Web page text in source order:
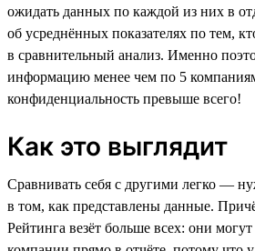
ожидать данных по каждой из них в
об усреднённых показателях по тем,
в сравнительный анализ. Именно
информацию менее чем по 5
конфиденциальность превыше всего!
Как это выглядит
Сравнивать себя с другими легко —
в том, как представлены данные.
Рейтинга везёт больше всех: они